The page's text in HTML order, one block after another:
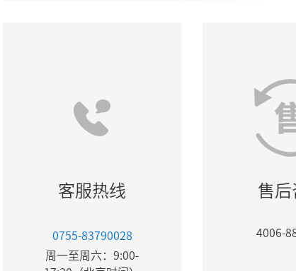
客服热线
0755-83790028
周一至周六：9:00-
售后
4006-